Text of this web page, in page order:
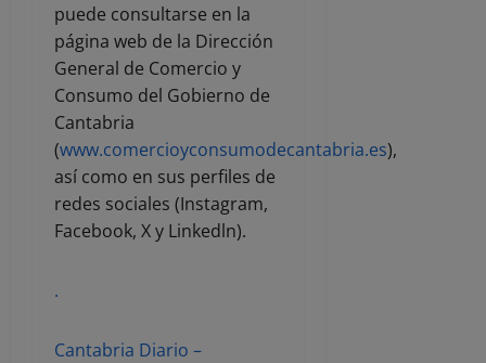
puede consultarse en la
página web de la Dirección
General de Comercio y
Consumo del Gobierno de
Cantabria
(www.comercioyconsumodecantabria.es),
así como en sus perfiles de
redes sociales (Instagram,
Facebook, X y Linkedln).
.
Cantabria Diario –